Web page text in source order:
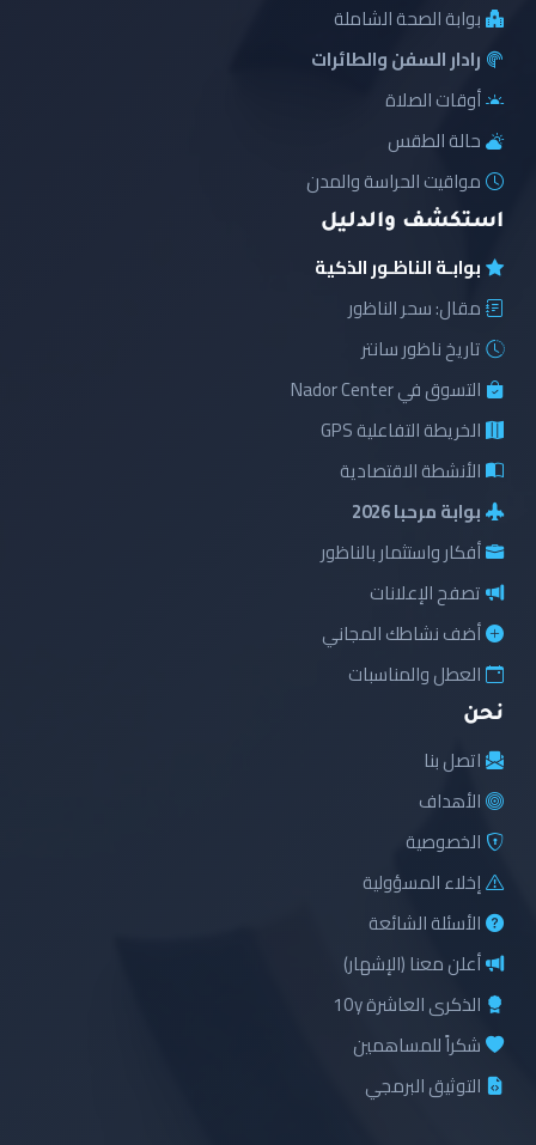
بوابة الصحة الشاملة
رادار السفن والطائرات
أوقات الصلاة
حالة الطقس
مواقيت الحراسة والمدن
استكشف والدليل
بوابـة الناظـور الذكية
مقال: سحر الناظور
تاريخ ناظور سانتر
التسوق في Nador Center
الخريطة التفاعلية GPS
الأنشطة الاقتصادية
بوابة مرحبا 2026
أفكار واستثمار بالناظور
تصفح الإعلانات
أضف نشاطك المجاني
العطل والمناسبات
نحن
اتصل بنا
الأهداف
الخصوصية
إخلاء المسؤولية
الأسئلة الشائعة
أعلن معنا (الإشهار)
الذكرى العاشرة 10y
شكراً للمساهمين
التوثيق البرمجي